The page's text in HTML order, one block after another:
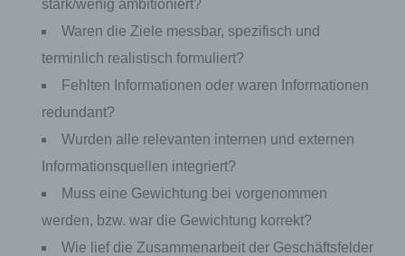
stark/wenig ambitioniert?
Waren die Ziele messbar, spezifisch und
terminlich realistisch formuliert?
Fehlten Informationen oder waren Informationen
redundant?
Wurden alle relevanten internen und externen
Informationsquellen integriert?
Muss eine Gewichtung bei vorgenommen
werden, bzw. war die Gewichtung korrekt?
Wie lief die Zusammenarbeit der Geschäftsfelder
genutzten Internetbrowsers verhindern und damit
der Setzung von Cookies dauerhaft
Cookies jederzeit über einen Internetbrowser oder
andere Softwareprogramme gelöscht werden. Dies
Deaktiviert die betroffene Person die Setzung von
Cookies in dem genutzten Internetbrowser, sind
Internetseite vollumfänglich nutzbar.
Erfassung von allgemeinen Daten und
Informationen